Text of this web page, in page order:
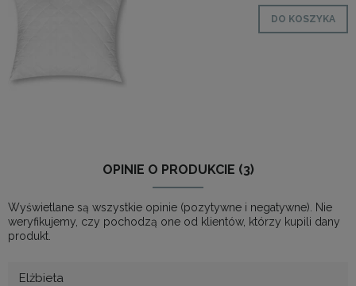
DO KOSZYKA
OPINIE O PRODUKCIE (3)
Wyświetlane są wszystkie opinie (pozytywne i negatywne). Nie
weryfikujemy, czy pochodzą one od klientów, którzy kupili dany
produkt.
Elżbieta